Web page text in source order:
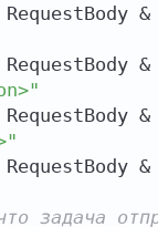
= RequestBody
= RequestBody
= RequestBody
= RequestBody
задача